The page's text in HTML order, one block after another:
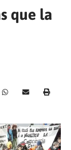
que la